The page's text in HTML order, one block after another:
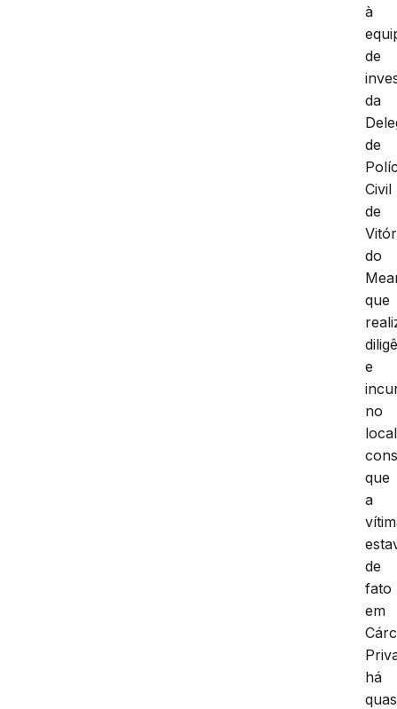
à
de
da
de
Civil
de
do
que
e
no
que
a
de
fato
em
há